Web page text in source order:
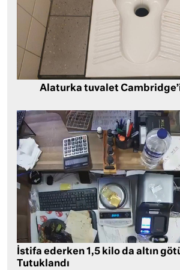
Alaturka tuvalet Cambridge’i
İstifa ederken 1,5 kilo da altın
Tutuklandı